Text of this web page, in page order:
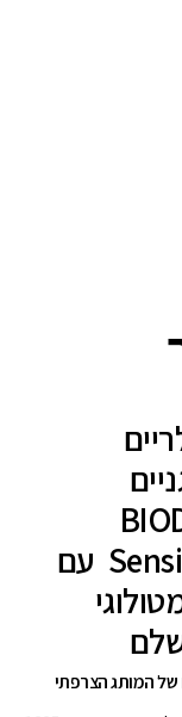
Sensibio H2O עם
של המותג הצרפתי